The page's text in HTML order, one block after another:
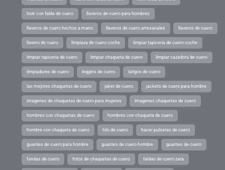
look con falda de cuero llaveros de cuero para hombres
llaveros de cuero hechos a mano llaveros de cuero artesanales llaveros de cuero
llavero de cuero limpieza de cuero coche limpiar tapiceria de cuero coche
limpiar tapiceria de cuero limpiar chaqueta de cuero limpiar cazadora de cuero
limpiadores de cuero leggins de cuero latigos de cuero
las mejores chaquetas de cuero jaket de cuero jackets de cuero para hombre
imagenes de chaquetas de cuero para mujeres imagenes chaquetas de cuero
hombres con chaquetas de cuero hombres con chaqueta de cuero
hombre con chaqueta de cuero hilo de cuero hacer pulseras de cuero
guantes de cuero para hombre guantes de cuero hombre guantes de cuero
fundas de cuero fotos de chaquetas de cuero faldas de cuero zara